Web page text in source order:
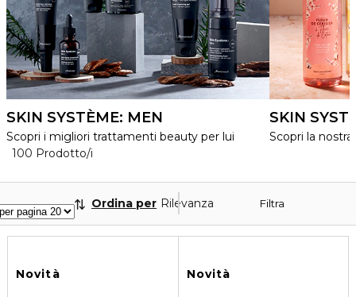
SKIN SYSTÈME: MEN
Scopri i migliori trattamenti beauty per lui
SKIN
Scopri la
100 Prodotto/i
Filtra
Ordina per Rilevanza
Novità Novità